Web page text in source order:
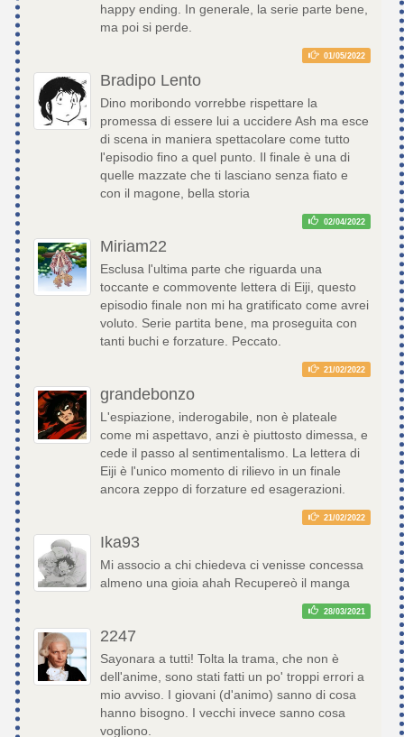
happy ending. In generale, la serie parte bene,
ma poi si perde.
01/05/2022
Bradipo Lento
Dino moribondo vorrebbe rispettare la
promessa di essere lui a uccidere Ash ma esce
di scena in maniera spettacolare come tutto
l'episodio fino a quel punto. Il finale è una di
quelle mazzate che ti lasciano senza fiato e
con il magone, bella storia
02/04/2022
Miriam22
Esclusa l'ultima parte che riguarda una
toccante e commovente lettera di Eiji, questo
episodio finale non mi ha gratificato come avrei
voluto. Serie partita bene, ma proseguita con
tanti buchi e forzature. Peccato.
21/02/2022
grandebonzo
L'espiazione, inderogabile, non è plateale
come mi aspettavo, anzi è piuttosto dimessa, e
cede il passo al sentimentalismo. La lettera di
Eiji è l'unico momento di rilievo in un finale
ancora zeppo di forzature ed esagerazioni.
21/02/2022
Ika93
Mi associo a chi chiedeva ci venisse concessa
almeno una gioia ahah Recupereò il manga
28/03/2021
2247
Sayonara a tutti! Tolta la trama, che non è
dell'anime, sono stati fatti un po' troppi errori a
mio avviso. I giovani (d'animo) sanno di cosa
hanno bisogno. I vecchi invece sanno cosa
vogliono.